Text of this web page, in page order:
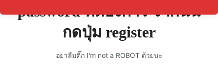
password ที่ต้องการ จากนั้น
กดปุ่ม register
อย่าลืมติ๊ก I'm not a ROBOT ด้วยนะ